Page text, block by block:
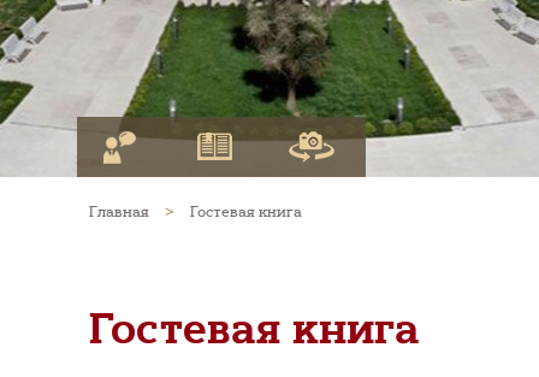
Главная > Гостевая книга
Гостевая книга